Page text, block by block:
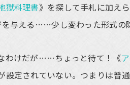
獄料理書》を探して手札に加え
与える……少し変わった形式の
わけだが……ちょっと待て！《
設定されていない。つまりは